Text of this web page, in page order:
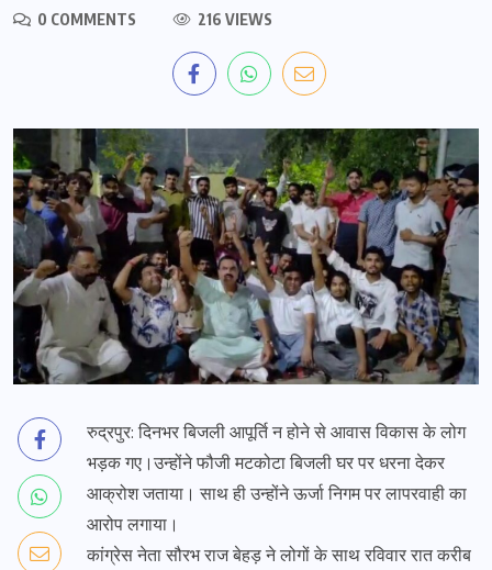
0 COMMENTS
216 VIEWS
रुद्रपुर: दिनभर बिजली आपूर्ति न होने से आवास विकास के लोग
भड़क गए।उन्होंने फौजी मटकोटा बिजली घर पर धरना देकर
आक्रोश जताया। साथ ही उन्होंने ऊर्जा निगम पर लापरवाही का
आरोप लगाया।
कांग्रेस नेता सौरभ राज बेहड़ ने लोगों के साथ रविवार रात करीब